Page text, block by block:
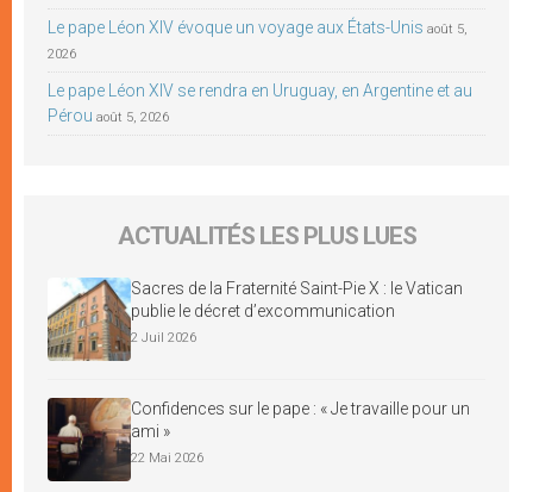
Le pape Léon XIV évoque un voyage aux États-Unis août 5,
2026
Le pape Léon XIV se rendra en Uruguay, en Argentine et au
Pérou août 5, 2026
ACTUALITÉS LES PLUS LUES
Sacres de la Fraternité Saint-Pie X : le Vatican
publie le décret d’excommunication
2 Juil 2026
Confidences sur le pape : « Je travaille pour un
ami »
22 Mai 2026